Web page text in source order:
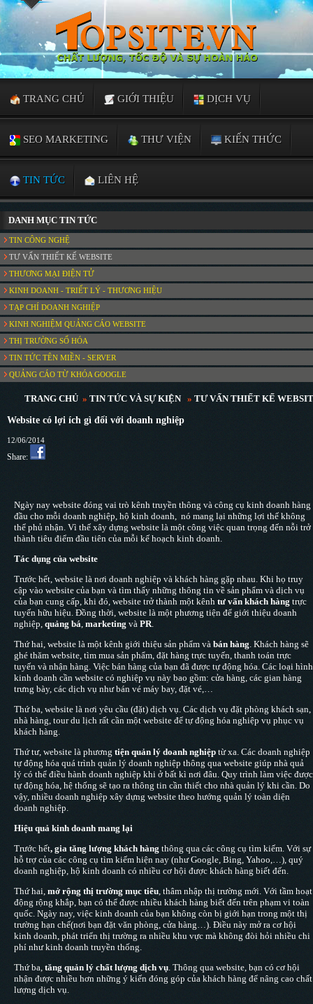
TRANG CHỦ GIỚI THIỆU DỊCH VỤ
SEO MARKETING THƯ VIỆN KIẾN THỨC
TIN TỨC LIÊN HỆ
DANH MỤC TIN TỨC
TIN CÔNG NGHỆ
TƯ VẤN THIẾT KẾ WEBSITE
THƯƠNG MẠI ĐIỆN TỬ
KINH DOANH - TRIẾT LÝ - THƯƠNG HIỆU
TẠP CHÍ DOANH NGHIỆP
KINH NGHIỆM QUẢNG CÁO WEBSITE
THỊ TRƯỜNG SỐ HÓA
TIN TỨC TÊN MIỀN - SERVER
QUẢNG CÁO TỪ KHÓA GOOGLE
TRANG CHỦ » TIN TỨC VÀ SỰ KIỆN» TƯ VẤN THIẾT KẾ
Website có lợi ích gì đối với doanh nghiệp
12/06/2014
Share:
Ngày nay website đóng vai trò kênh truyền thông và công cụ kinh doanh hàng
đầu cho mỗi doanh nghiệp, hộ kinh doanh, nó mang lại những lợi thế không
thể phủ nhận. Vì thế xây dựng website là một công việc quan trọng đến nỗi trở
thành tiêu điểm đầu tiên của mỗi kế hoạch kinh doanh.
Tác dụng của website
Trước hết, website là nơi doanh nghiệp và khách hàng gặp nhau. Khi họ truy
cập vào website của bạn và tìm thấy những thông tin về sản phẩm và dịch vụ
của bạn cung cấp, khi đó, website trở thành một kênh tư vấn khách hàng trực
tuyến hữu hiệu. Đồng thời, website là một phương tiện để giới thiệu doanh
nghiệp, quảng bá, marketing và PR.
Thứ hai, website là một kênh giới thiệu sản phẩm và bán hàng. Khách hàng sẽ
ghé thăm website, tìm mua sản phẩm, đặt hàng trực tuyến, thanh toán trực
tuyến và nhận hàng. Việc bán hàng của bạn đã được tự động hóa. Các loại hình
kinh doanh cần website có nghiệp vụ này bao gồm: cửa hàng, các gian hàng
trưng bày, các dịch vụ như bán vé máy bay, đặt vé,…
Thứ ba, website là nơi yêu cầu (đặt) dịch vụ. Các dịch vụ đặt phòng khách sạn,
nhà hàng, tour du lịch rất cần một website để tự động hóa nghiệp vụ phục vụ
khách hàng.
Thứ tư, website là phương tiện quản lý doanh nghiệp từ xa. Các doanh nghiệp
tự động hóa quá trình quản lý doanh nghiệp thông qua website giúp nhà quả
lý có thể điều hành doanh nghiệp khi ở bất kì nơi đâu. Quy trình làm việc được
tự động hóa, hệ thống sẽ tạo ra thông tin cần thiết cho nhà quản lý khi cần. Do
vậy, nhiều doanh nghiệp xây dựng website theo hướng quản lý toàn diện
doanh nghiệp.
Hiệu quả kinh doanh mang lại
Trước hết, gia tăng lượng khách hàng thông qua các công cụ tìm kiếm. Với sự
hỗ trợ của các công cụ tìm kiếm hiện nay (như Google, Bing, Yahoo,…), quý
doanh nghiệp, hộ kinh doanh có nhiều cơ hội được khách hàng biết đến.
Thứ hai, mở rộng thị trường mục tiêu, thâm nhập thị trường mới. Với tầm hoạt
động rộng khắp, bạn có thể được nhiều khách hàng biết đến trên phạm vi toàn
quốc. Ngày nay, việc kinh doanh của bạn không còn bị giới hạn trong một thị
trường hạn chế(nơi bạn đặt văn phòng, cửa hàng…). Điều này mở ra cơ hội
kinh doanh, phát triển thị trường ra nhiều khu vực mà không đòi hỏi nhiều chi
phí như kinh doanh truyền thống.
Thứ ba, tăng quản lý chất lượng dịch vụ. Thông qua website, bạn có cơ hội
nhận được nhiều hơn những ý kiến đóng góp của khách hàng để nâng cao chất
lượng dịch vụ.